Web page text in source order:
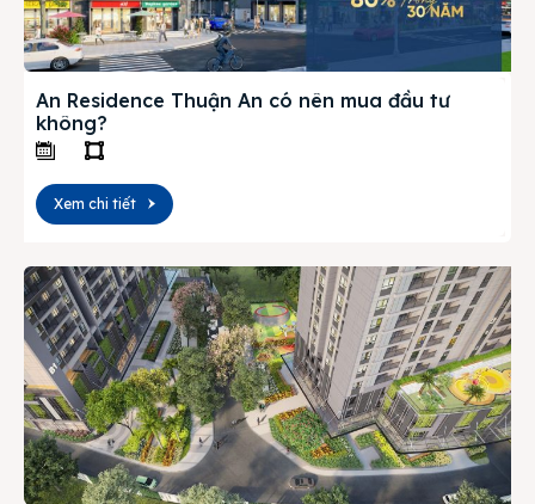
An Residence Thuận An có nên mua đầu tư
không?
Xem chi tiết